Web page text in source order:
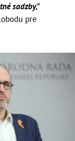
sadzby,"
pre